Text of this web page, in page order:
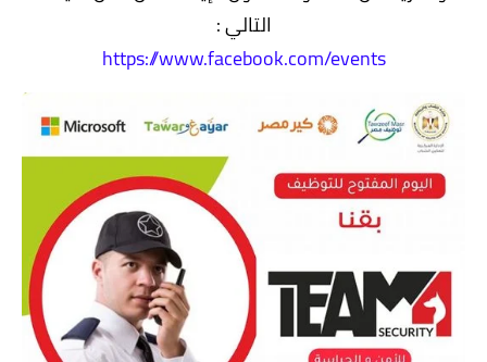
التالي :
https://www.facebook.com/events